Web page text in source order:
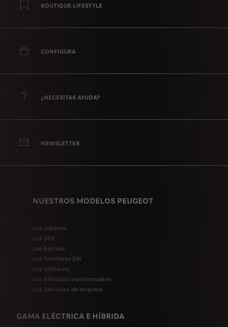
BOUTIQUE LIFESTYLE
CONFIGURA
¿NECESITAS AYUDA?
NEWSLETTER
NUESTROS MODELOS PEUGEOT
Los Urbanos
Los SUV
Las Berlinas
Los Familiares SW
Los Utilitarios
Los Vehículos transformados
Los Vehículos de empresa
GAMA ELÉCTRICA E HÍBRIDA